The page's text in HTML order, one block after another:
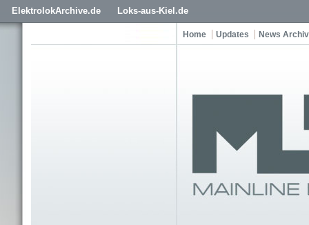
ElektrolokArchive.de Loks-aus-Kiel.de
Home Updates News Archiv